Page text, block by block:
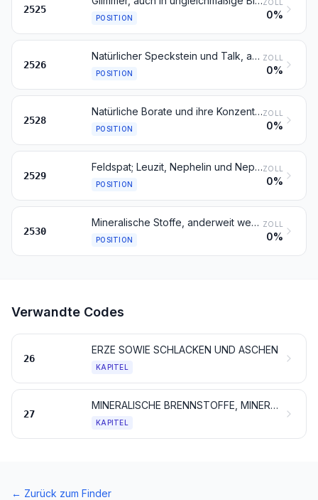
2525
POSITION
ZOLL
0%
2526
Natürlicher Speckstein und Talk, auch grob behauen oder durch Sägen oder auf andere Weise lediglich zerteilt, in Blöcken oder quadratischen oder rechteckigen Platten; Talkum
POSITION
ZOLL
0%
2528
Natürliche Borate und ihre Konzentrate (auch calciniert), ausgenommen aus natürlichen Solen ausgeschiedene Borate; natürliche Borsäure mit einem Gehalt an H3BO3 von nicht mehr als 85 GHT in der Trockenmasse
POSITION
ZOLL
0%
2529
Feldspat; Leuzit, Nephelin und Nephelinsyenit; Flussspat
POSITION
ZOLL
0%
2530
Mineralische Stoffe, anderweit weder genannt noch inbegriffen
POSITION
ZOLL
0%
Verwandte Codes
26
ERZE SOWIE SCHLACKEN UND ASCHEN
KAPITEL
27
MINERALISCHE BRENNSTOFFE, MINERALÖLE UND ERZEUGNISSE IHRER DESTILLATION; BITUMINÖSE STOFFE; MINERALWACHSE
KAPITEL
← Zurück zum Finder